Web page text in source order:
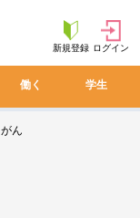
新規登録 ログイン
働く 学生
がん